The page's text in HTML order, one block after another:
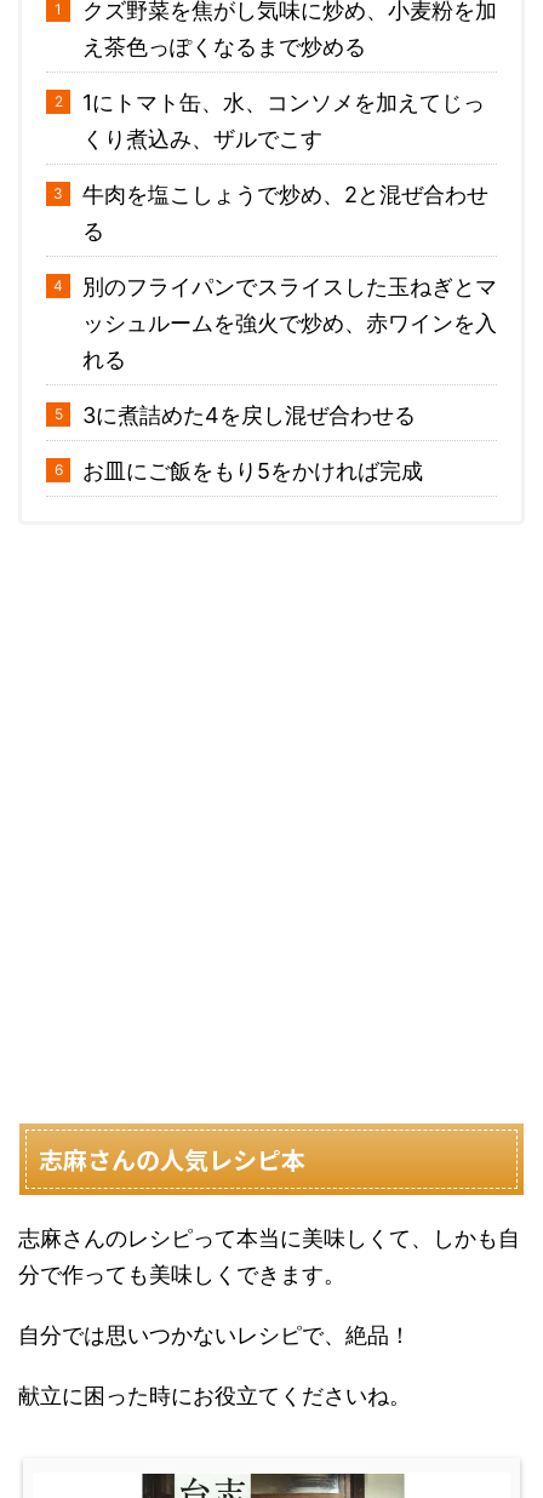
クズ野菜を焦がし気味に炒め、小麦粉を加
え茶色っぽくなるまで炒める
1にトマト缶、水、コンソメを加えてじっ
くり煮込み、ザルでこす
牛肉を塩こしょうで炒め、2と混ぜ合わせ
る
別のフライパンでスライスした玉ねぎとマ
ッシュルームを強火で炒め、赤ワインを入
れる
3に煮詰めた4を戻し混ぜ合わせる
お皿にご飯をもり5をかければ完成
志麻さんの人気レシピ本
志麻さんのレシピって本当に美味しくて、しかも自
分で作っても美味しくできます。
自分では思いつかないレシピで、絶品！
献立に困った時にお役立てくださいね。